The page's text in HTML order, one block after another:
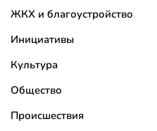
ЖКХ и благоустройство
Инициативы
Культура
Общество
Происшествия